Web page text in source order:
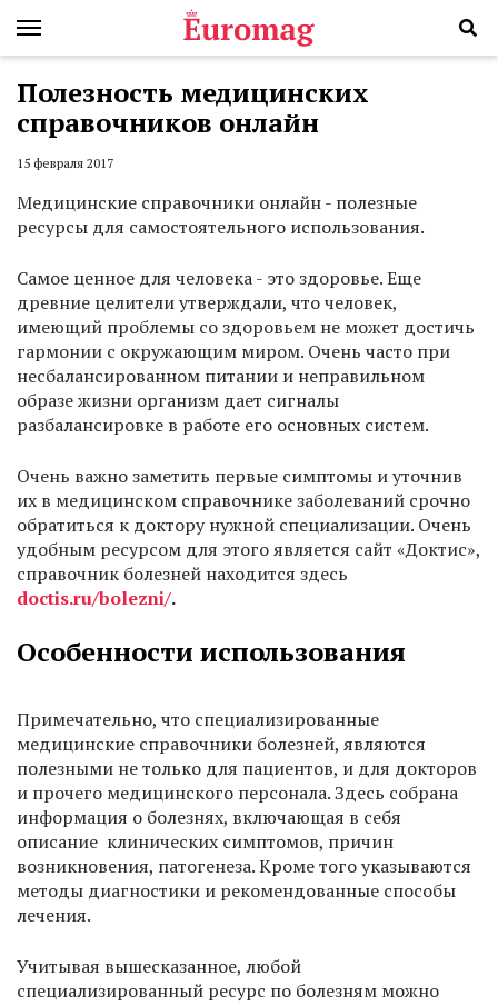
Полезность медицинских
справочников онлайн
15 февраля 2017
Медицинские справочники онлайн - полезные
ресурсы для самостоятельного использования.
Самое ценное для человека - это здоровье. Еще
древние целители утверждали, что человек,
имеющий проблемы со здоровьем не может достичь
гармонии с окружающим миром. Очень часто при
несбалансированном питании и неправильном
образе жизни организм дает сигналы
разбалансировке в работе его основных систем.
Очень важно заметить первые симптомы и уточнив
их в медицинском справочнике заболеваний срочно
обратиться к доктору нужной специализации. Очень
удобным ресурсом для этого является сайт «Доктис»,
справочник болезней находится здесь
doctis.ru/bolezni/.
Особенности использования
Примечательно, что специализированные
медицинские справочники болезней, являются
полезными не только для пациентов, и для докторов
и прочего медицинского персонала. Здесь собрана
информация о болезнях, включающая в себя
описание клинических симптомов, причин
возникновения, патогенеза. Кроме того указываются
методы диагностики и рекомендованные способы
лечения.
Учитывая вышесказанное, любой
специализированный ресурс по болезням можно